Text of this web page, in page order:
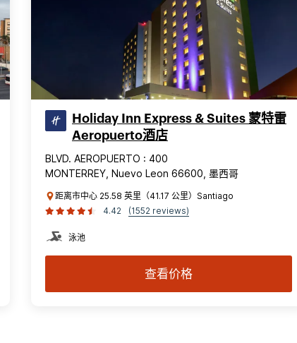
Holiday Inn Express & Suites 蒙特雷
Aeropuerto酒店
BLVD. AEROPUERTO : 400
MONTERREY, Nuevo Leon 66600, 墨西哥
距离市中心 25.58 英里（41.17 公里）Santiago
4.42
(1552 reviews)
泳池
查看价格